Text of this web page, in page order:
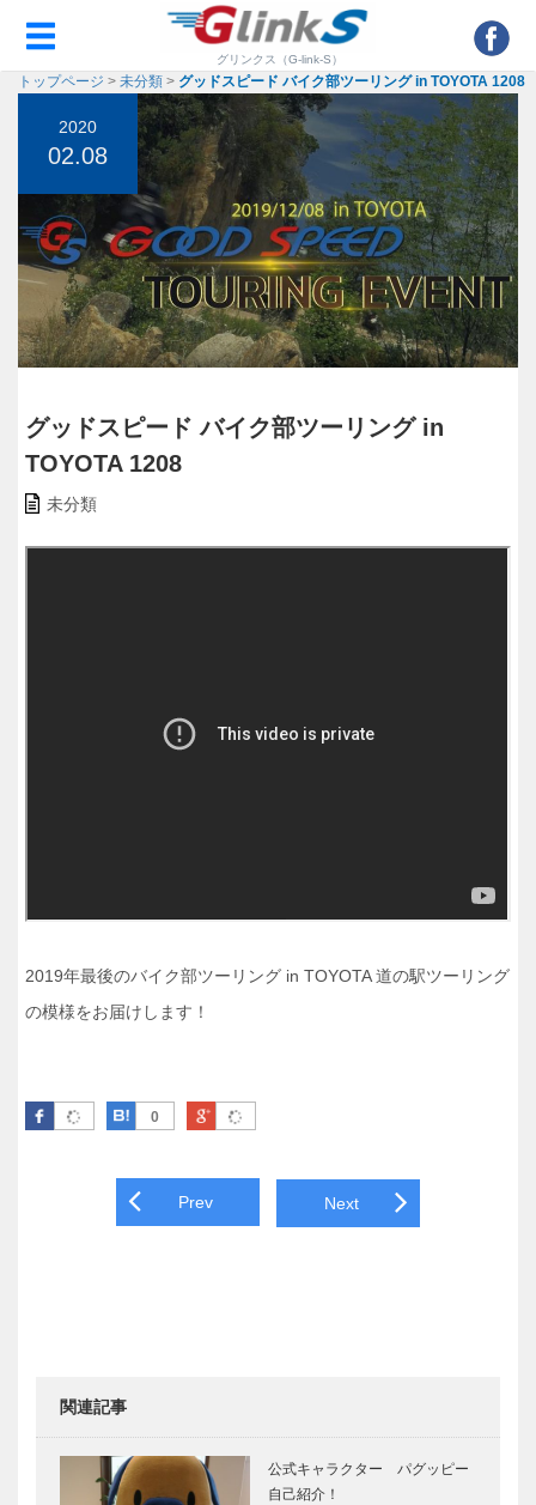
グリンクス（G-link-S）
トップページ > 未分類 > グッドスピード バイク部ツーリング in TOYOTA 1208
2020
02.08
グッドスピード バイク部ツーリング in
TOYOTA 1208
未分類
2019年最後のバイク部ツーリング in TOYOTA 道の駅ツーリング
の模様をお届けします！
Facebook 0
はてなブックマーク
Google Plus
Post navigation
Prev Next
関連記事
公式キャラクター パグッピー
自己紹介！